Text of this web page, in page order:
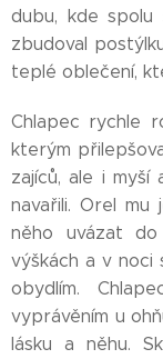
dubu, kde spolu
zbudoval
teplé oblečení,
Chlapec rychle
kterým
zajíců, ale i
navařili. Orel
něho uvázat
výškách a v noci
obydlím.
vyprávěním u
lásku a něhu.